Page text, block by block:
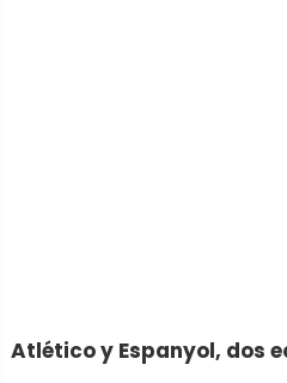
Atlético y Espanyol, dos